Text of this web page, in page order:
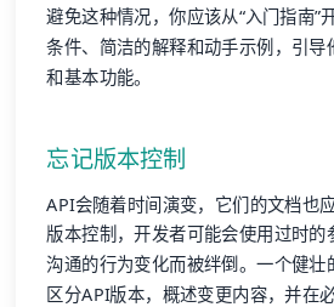
避免这种情况，你应该从“入门指南”
条件、简洁的解释和动手示例，引导
和基本功能。
忘记版本控制
API会随着时间演变，它们的文档也
版本控制，开发者可能会使用过时的
沟通的行为变化而被绊倒。一个健壮
区分API版本，概述变更内容，并在